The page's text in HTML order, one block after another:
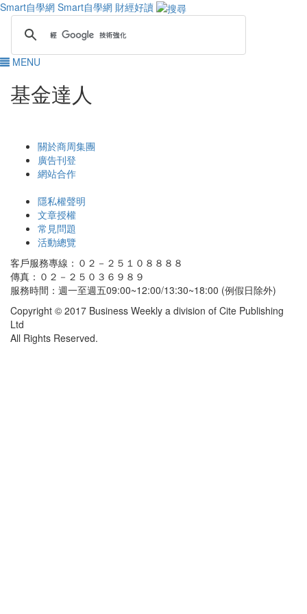
Smart自學網 Smart自學網 財經好讀
MENU
基金達人
關於商周集團
廣告刊登
網站合作
隱私權聲明
文章授權
常見問題
活動總覽
客戶服務專線：０２－２５１０８８８８
傳真：０２－２５０３６９８９
服務時間：週一至週五09:00~12:00/13:30~18:00 (例假日除外)
Copyright © 2017 Business Weekly a division of Cite Publishing
Ltd
All Rights Reserved.